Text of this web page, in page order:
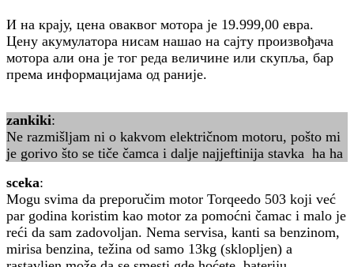
И на крају, цена оваквог мотора је 19.999,00 евра.
Цену акумулатора нисам нашао на сајту произвођача
мотора али она је тог реда величине или скупља, бар
према информацијама од раније.
zankiki:
Ne razmišljam ni o kakvom električnom motoru, pošto mi
je gorivo što se tiče čamca i dalje najjeftinija stavka ha ha
sceka:
Mogu svima da preporučim motor Torqeedo 503 koji već
par godina koristim kao motor za pomoćni čamac i malo je
reći da sam zadovoljan. Nema servisa, kanti sa benzinom,
mirisa benzina, težina od samo 13kg (sklopljen) a